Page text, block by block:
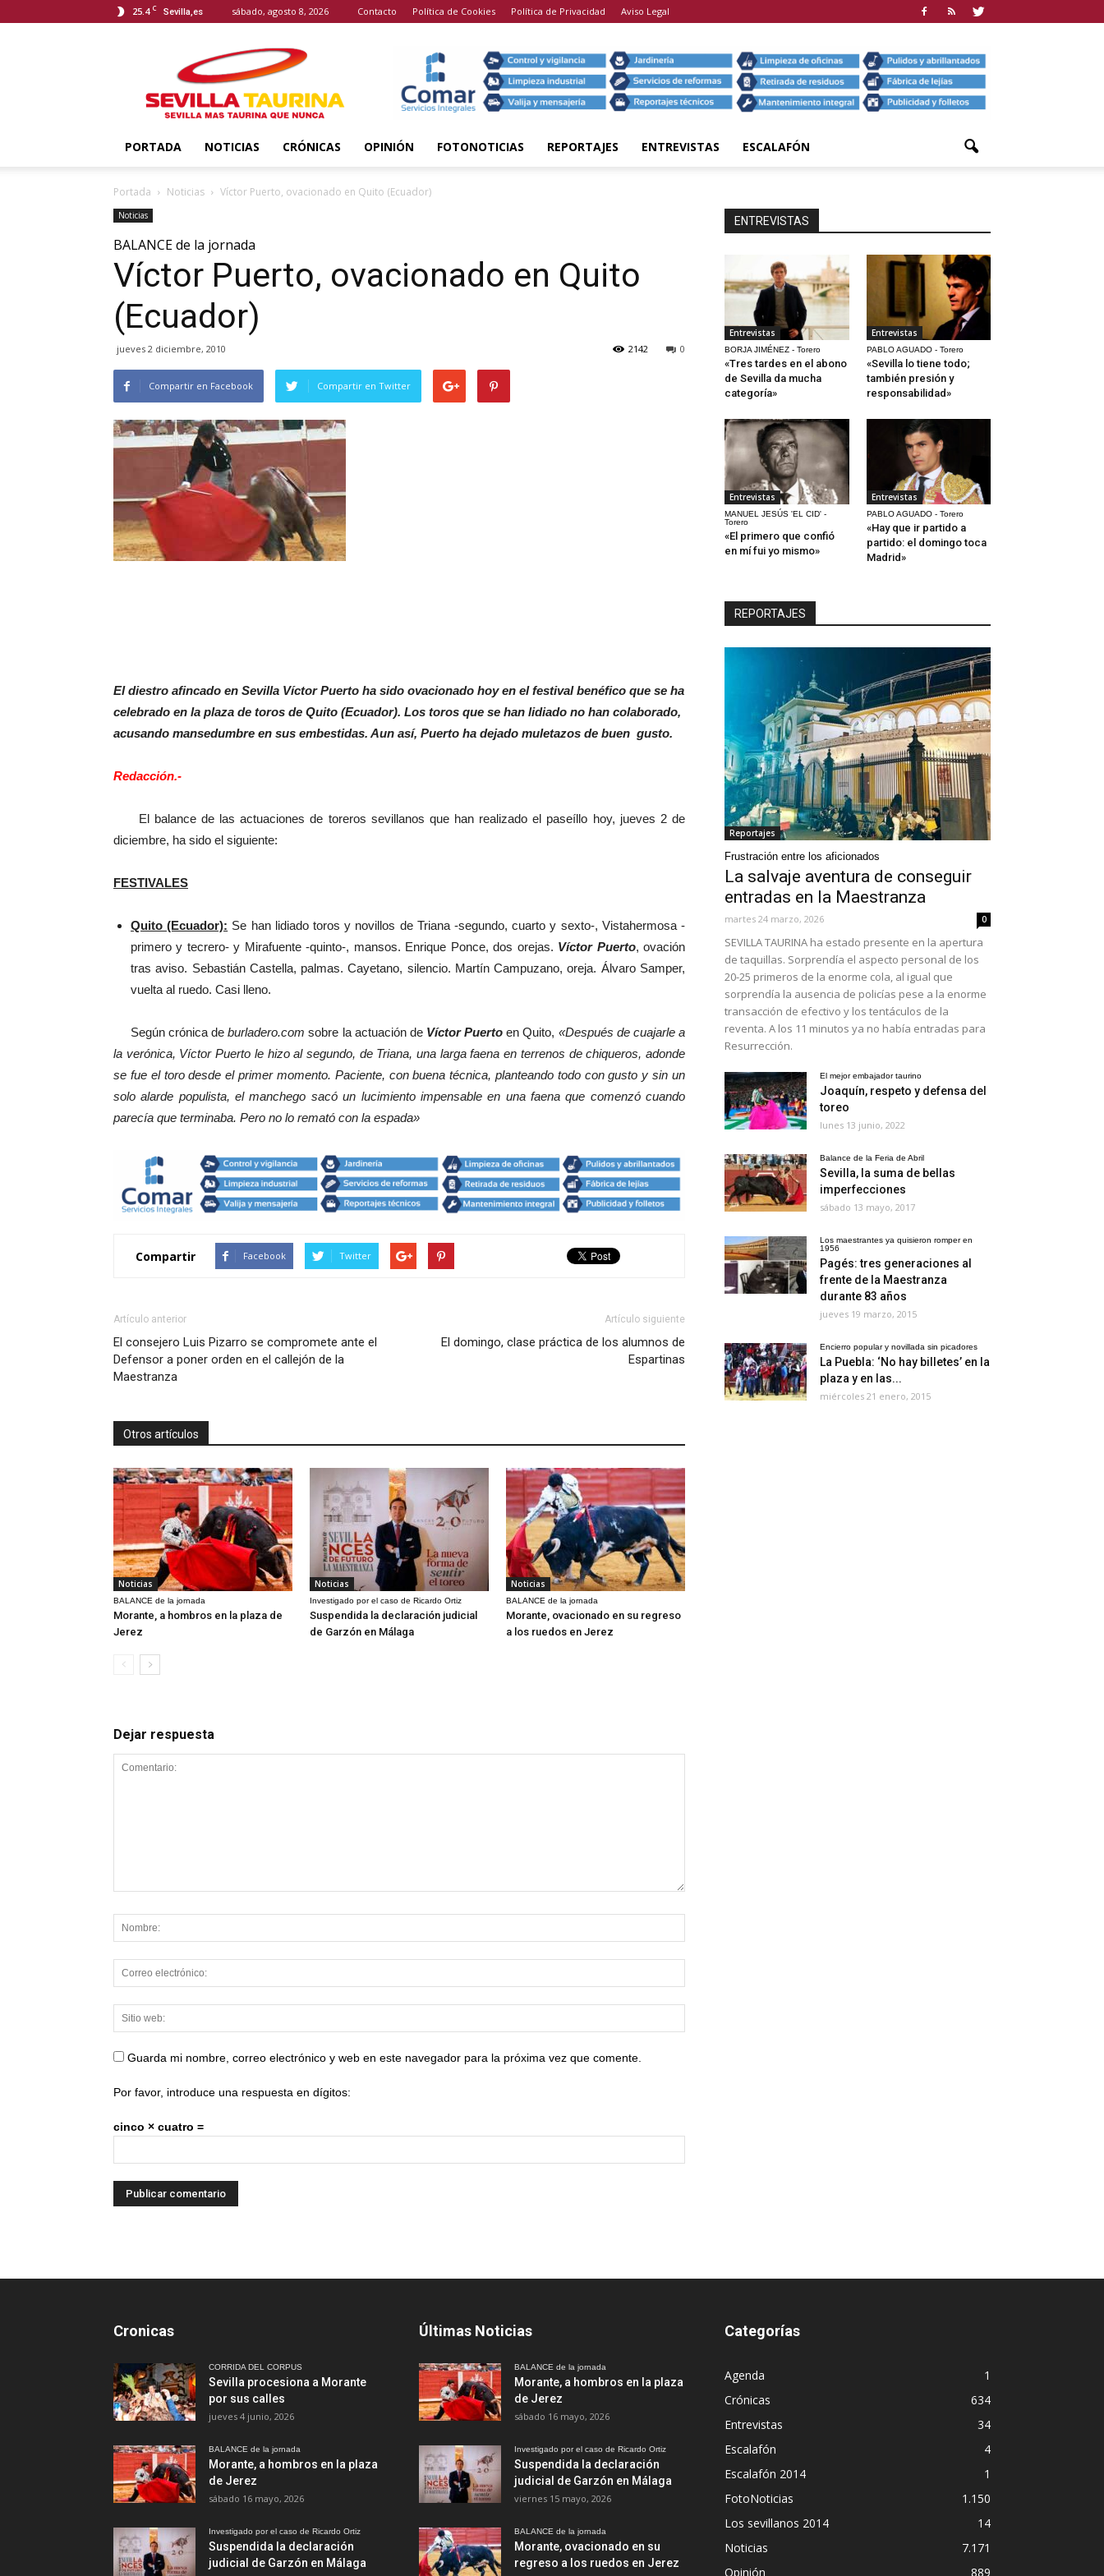
25.4 C Sevilla,es sábado, agosto 8, 2026 Contacto Política de Cookies Política de Privacidad Aviso Legal
Taurina
PORTADA NOTICIAS CRÓNICAS OPINIÓN FOTONOTICIAS REPORTAJES ENTREVISTAS ESCALAFÓN
Portada Noticias Víctor Puerto, ovacionado en Quito (Ecuador)
Noticias
BALANCE de la jornada
Víctor Puerto, ovacionado en Quito
(Ecuador)
jueves 2 diciembre, 2010 0
2142
Compartir en Facebook Compartir en Twitter
El diestro afincado en Sevilla Víctor Puerto ha sido ovacionado hoy en el festival benéfico que se ha
celebrado en la plaza de toros de Quito (Ecuador). Los toros que se han lidiado no han colaborado,
acusando mansedumbre en sus embestidas. Aun así, Puerto ha dejado muletazos de buen gusto.
Redacción.-
El balance de las actuaciones de toreros sevillanos que han realizado el paseíllo hoy, jueves 2 de
diciembre, ha sido el siguiente:
FESTIVALES
Quito (Ecuador): Se han lidiado toros y novillos de Triana -segundo, cuarto y sexto-, Vistahermosa -
primero y tecrero- y Mirafuente -quinto-, mansos. Enrique Ponce, dos orejas. Víctor Puerto, ovación
tras aviso. Sebastián Castella, palmas. Cayetano, silencio. Martín Campuzano, oreja. Álvaro Samper,
vuelta al ruedo. Casi lleno.
Según crónica deburladero.com sobre la actuación de Víctor Puerto en Quito, «Después de cuajarle a
la verónica, Víctor Puerto le hizo al segundo, de Triana, una larga faena en terrenos de chiqueros, adonde
se fue el toro desde el primer momento. Paciente, con buena técnica, planteando todo con gusto y sin un
solo alarde populista, el manchego sacó un lucimiento impensable en una faena que comenzó cuando
parecía que terminaba. Pero no lo remató con la espada»
Compartir Facebook Twitter
Artículo anterior
El consejero Luis Pizarro se compromete ante el
Defensor a poner orden en el callejón de la
Maestranza
Artículo siguiente
El domingo, clase práctica de los alumnos de
Espartinas
Otros artículos
Noticias
BALANCE de la jornada
Morante, a hombros en la plaza de
Jerez
Noticias
Investigado por el caso de Ricardo Ortiz
Suspendida la declaración judicial
de Garzón en Málaga
Noticias
BALANCE de la jornada
Morante, ovacionado en su regreso
a los ruedos en Jerez
Dejar respuesta
Guarda mi nombre, correo electrónico y web en este navegador para la próxima vez que comente.
Por favor, introduce una respuesta en dígitos:
cinco × cuatro =
ENTREVISTAS
Entrevistas
BORJA JIMÉNEZ - Torero
«Tres tardes en el abono
de Sevilla da mucha
categoría»
Entrevistas
PABLO AGUADO - Torero
«Sevilla lo tiene todo;
también presión y
responsabilidad»
Entrevistas
MANUEL JESÚS 'EL CID' -
Torero
«El primero que confió
en mí fui yo mismo»
Entrevistas
PABLO AGUADO - Torero
«Hay que ir partido a
partido: el domingo toca
Madrid»
REPORTAJES
Reportajes
Frustración entre los aficionados
La salvaje aventura de conseguir
entradas en la Maestranza
martes 24 marzo, 2026 0
SEVILLA TAURINA ha estado presente en la apertura
de taquillas. Sorprendía el aspecto personal de los
20-25 primeros de la enorme cola, al igual que
sorprendía la ausencia de policías pese a la enorme
transacción de efectivo y los tentáculos de la
reventa. A los 11 minutos ya no había entradas para
Resurrección.
El mejor embajador taurino
Joaquín, respeto y defensa del
toreo
lunes 13 junio, 2022
Balance de la Feria de Abril
Sevilla, la suma de bellas
imperfecciones
sábado 13 mayo, 2017
Los maestrantes ya quisieron romper en
1956
Pagés: tres generaciones al
frente de la Maestranza
durante 83 años
jueves 19 marzo, 2015
Encierro popular y novillada sin picadores
La Puebla: ‘No hay billetes’ en la
plaza y en las...
miércoles 21 enero, 2015
Cronicas
CORRIDA DEL CORPUS
Sevilla procesiona a Morante
por sus calles
jueves 4 junio, 2026
BALANCE de la jornada
Morante, a hombros en la plaza
de Jerez
sábado 16 mayo, 2026
Investigado por el caso de Ricardo Ortiz
Suspendida la declaración
judicial de Garzón en Málaga
Últimas Noticias
BALANCE de la jornada
Morante, a hombros en la plaza
de Jerez
sábado 16 mayo, 2026
Investigado por el caso de Ricardo Ortiz
Suspendida la declaración
judicial de Garzón en Málaga
viernes 15 mayo, 2026
BALANCE de la jornada
Morante, ovacionado en su
regreso a los ruedos en Jerez
Categorías
Agenda
1
Crónicas
634
Entrevistas
34
Escalafón
4
Escalafón 2014
1
FotoNoticias
1.150
Los sevillanos 2014
14
Noticias
7.171
Opinión
889